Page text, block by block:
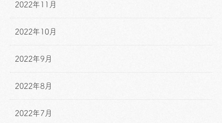
2022年11月
2022年10月
2022年9月
2022年8月
2022年7月